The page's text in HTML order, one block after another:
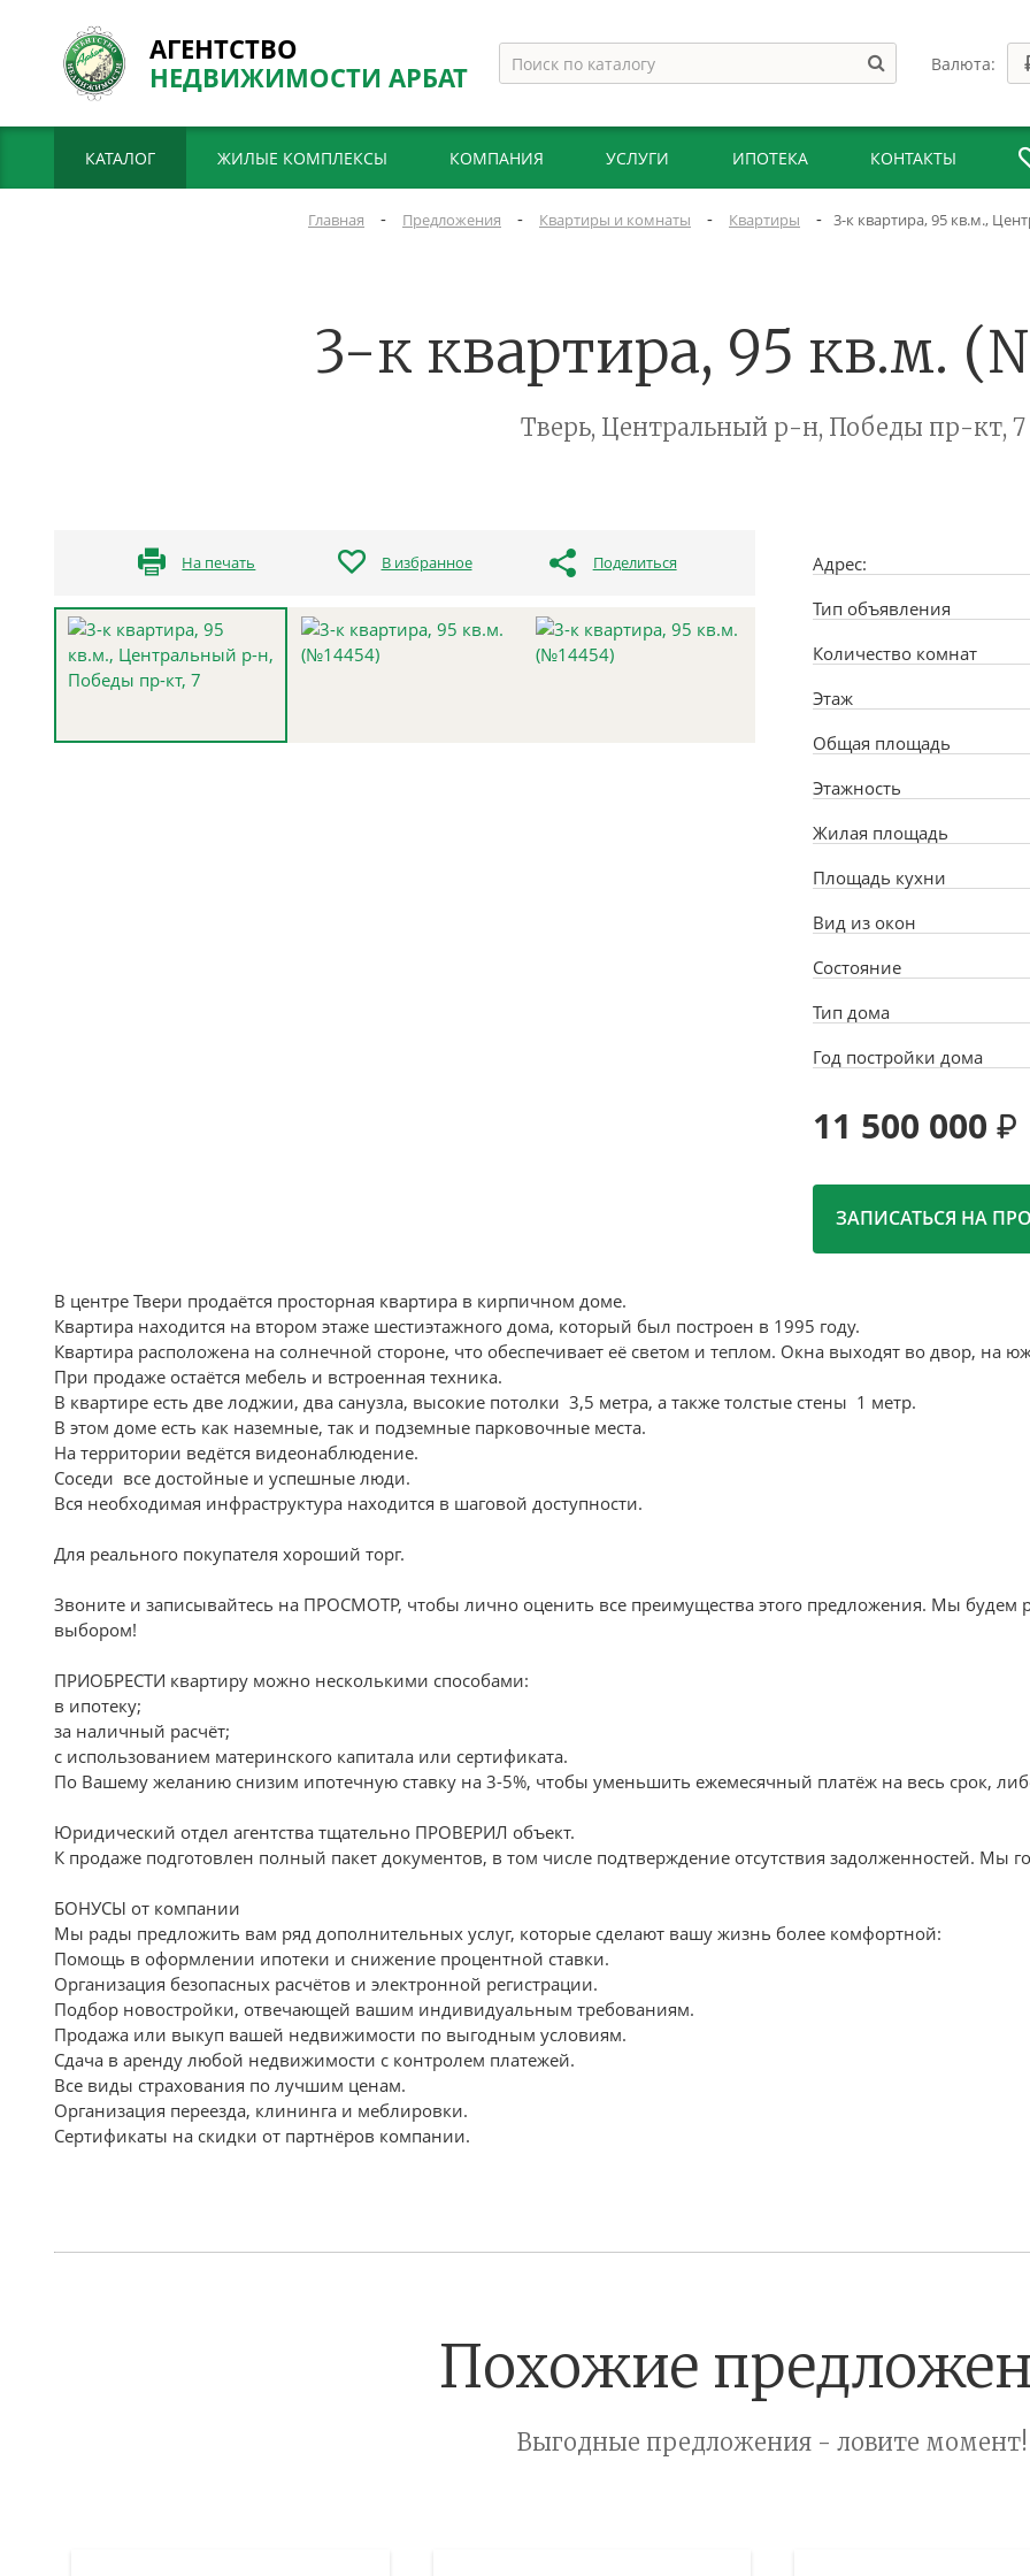
АГЕНТСТВО
НЕДВИЖИМОСТИ АРБАТ
Валюта:
КАТАЛОГ ЖИЛЫЕ КОМПЛЕКСЫ КОМПАНИЯ УСЛУГИ ИПОТЕКА КОНТАКТЫ
Главная - Предложения - Квартиры и комнаты - Квартиры - 3-к квартира, 95 кв.м.,
3-к квартира, 95 кв.м.
Тверь, Центральный р-н, Победы пр-кт, 7
На печать В избранное Поделиться
Адрес:
Тип объявления
Количество комнат
Этаж
Общая площадь
Этажность
Жилая площадь
Площадь кухни
Вид из окон
Состояние
Тип дома
Год постройки дома
11 500 000
ЗАПИСАТЬСЯ НА
В центре Твери продаётся просторная квартира в кирпичном доме.
Квартира находится на втором этаже шестиэтажного дома, который был построен в 1995 году.
Квартира расположена на солнечной стороне, что обеспечивает её светом и теплом. Окна выходят во двор, на
При продаже остаётся мебель и встроенная техника.
В квартире есть две лоджии, два санузла, высокие потолки 3,5 метра, а также толстые стены 1 метр.
В этом доме есть как наземные, так и подземные парковочные места.
На территории ведётся видеонаблюдение.
Соседи все достойные и успешные люди.
Вся необходимая инфраструктура находится в шаговой доступности.
Для реального покупателя хороший торг.
Звоните и записывайтесь на ПРОСМОТР, чтобы лично оценить все преимущества этого предложения. Мы будем
выбором!
ПРИОБРЕСТИ квартиру можно несколькими способами:
в ипотеку;
за наличный расчёт;
с использованием материнского капитала или сертификата.
По Вашему желанию снизим ипотечную ставку на 3-5%, чтобы уменьшить ежемесячный платёж на весь срок,
Юридический отдел агентства тщательно ПРОВЕРИЛ объект.
К продаже подготовлен полный пакет документов, в том числе подтверждение отсутствия задолженностей. Мы
БОНУСЫ от компании
Мы рады предложить вам ряд дополнительных услуг, которые сделают вашу жизнь более комфортной:
Помощь в оформлении ипотеки и снижение процентной ставки.
Организация безопасных расчётов и электронной регистрации.
Подбор новостройки, отвечающей вашим индивидуальным требованиям.
Продажа или выкуп вашей недвижимости по выгодным условиям.
Сдача в аренду любой недвижимости с контролем платежей.
Все виды страхования по лучшим ценам.
Организация переезда, клининга и меблировки.
Сертификаты на скидки от партнёров компании.
Похожие
Выгодные предложения - ловите момент!